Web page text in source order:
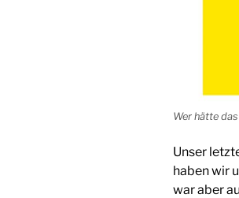
Wer hätte
Unser
haben wir
war aber